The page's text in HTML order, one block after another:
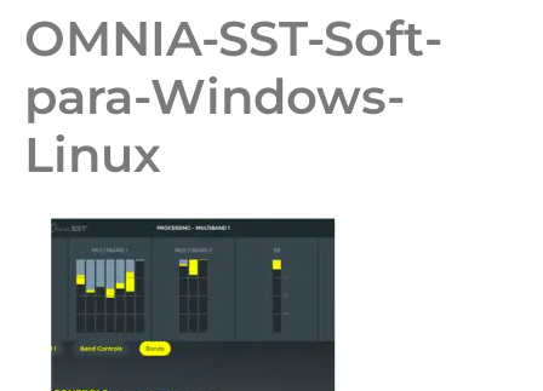
OMNIA-SST-Soft-
para-Windows-
Linux